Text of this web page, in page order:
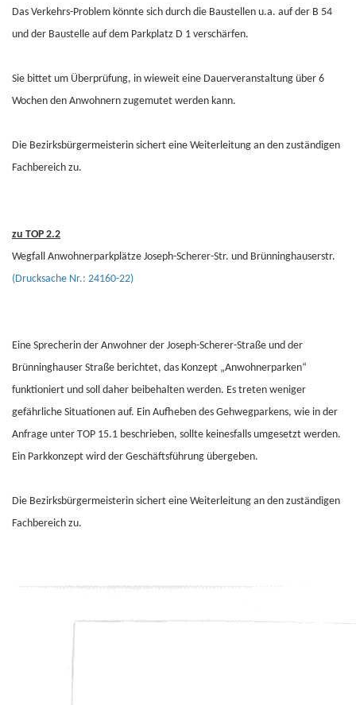
Das Verkehrs-Problem könnte sich durch die Baustellen u.a. auf der B 54
und der Baustelle auf dem Parkplatz D 1 verschärfen.
Sie bittet um Überprüfung, in wieweit eine Dauerveranstaltung über 6
Wochen den Anwohnern zugemutet werden kann.
Die Bezirksbürgermeisterin sichert eine Weiterleitung an den zuständigen
Fachbereich zu.
zu TOP 2.2
Wegfall Anwohnerparkplätze Joseph-Scherer-Str. und Brünninghauserstr.
(Drucksache Nr.: 24160-22)
Eine Sprecherin der Anwohner der Joseph-Scherer-Straße und der
Brünninghauser Straße berichtet, das Konzept „Anwohnerparken“
funktioniert und soll daher beibehalten werden. Es treten weniger
gefährliche Situationen auf. Ein Aufheben des Gehwegparkens, wie in der
Anfrage unter TOP 15.1 beschrieben, sollte keinesfalls umgesetzt werden.
Ein Parkkonzept wird der Geschäftsführung übergeben.
Die Bezirksbürgermeisterin sichert eine Weiterleitung an den zuständigen
Fachbereich zu.